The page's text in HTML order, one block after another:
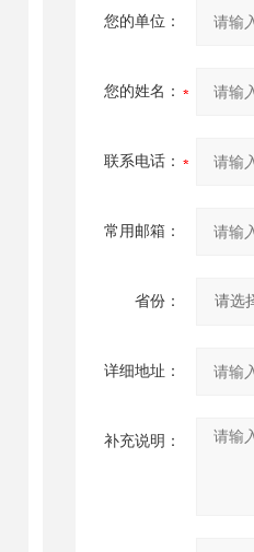
您的单位：
您的姓名：
联系电话：
常用邮箱：
省份：
详细地址：
补充说明：